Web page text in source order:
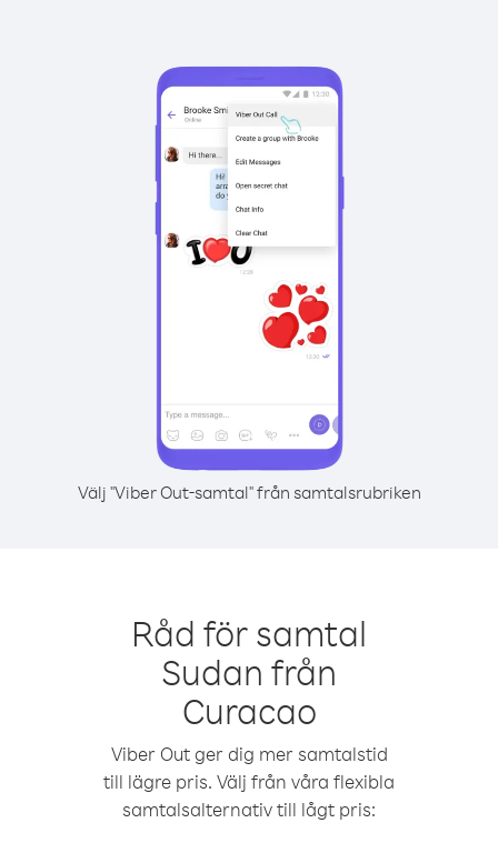
Välj "Viber Out-samtal" från samtalsrubriken
Råd för samtal
Sudan från
Curacao
Viber Out ger dig mer samtalstid
till lägre pris. Välj från våra flexibla
samtalsalternativ till lågt pris: